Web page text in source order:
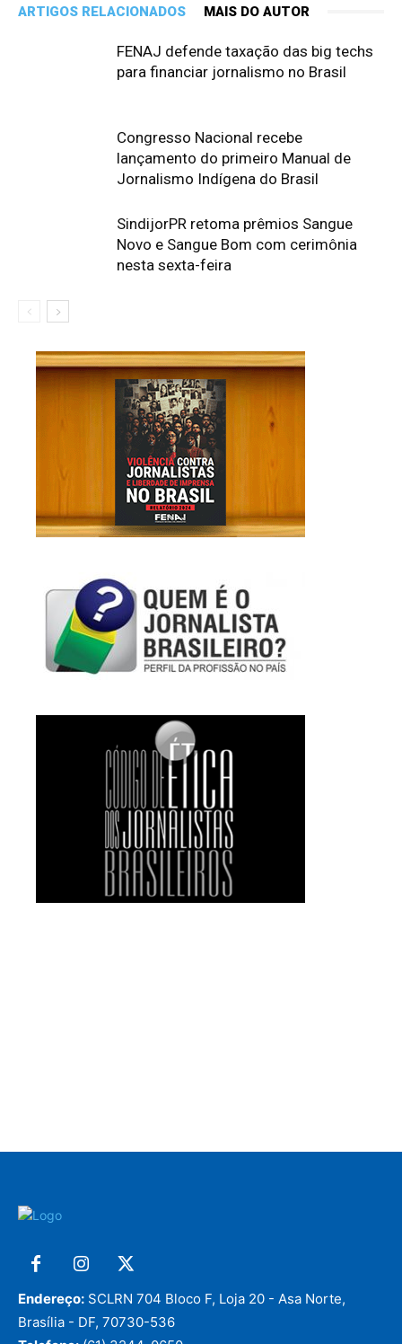
ARTIGOS RELACIONADOS MAIS DO AUTOR
FENAJ defende taxação das big techs
para financiar jornalismo no Brasil
Congresso Nacional recebe
lançamento do primeiro Manual de
Jornalismo Indígena do Brasil
SindijorPR retoma prêmios Sangue
Novo e Sangue Bom com cerimônia
nesta sexta-feira
Endereço: SCLRN 704 Bloco F, Loja 20 - Asa Norte,
Brasília - DF, 70730-536